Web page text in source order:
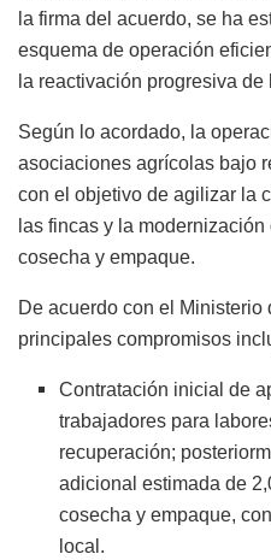
la firma del acuerdo, se ha
esquema de operación
la reactivación progresiva de
Según lo acordado, la
asociaciones agrícolas bajo
con el objetivo de agilizar la
las fincas y la
cosecha y empaque.
De acuerdo con el
principales compromisos
Contratación inicial de
trabajadores para
recuperación;
adicional estimada de
cosecha y empaque,
local.